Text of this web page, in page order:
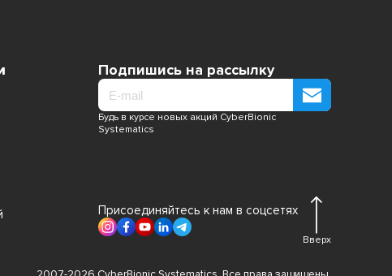
Подпишись на рассылку
Будь в курсе новых акций CyberBionic
Systematics
Присоединяйтесь к нам в соцсетях
Вверх